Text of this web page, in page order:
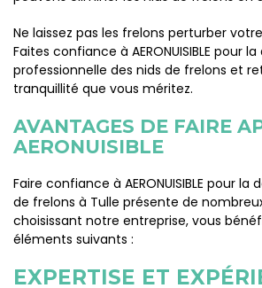
Ne laissez pas les frelons perturber
Faites confiance à AERONUISIBLE pour
professionnelle des nids de frelons et
tranquillité que vous méritez.
AVANTAGES DE FAIRE
AERONUISIBLE
Faire confiance à AERONUISIBLE pour
de frelons à Tulle présente de
choisissant notre entreprise, vous
éléments suivants :
EXPERTISE ET